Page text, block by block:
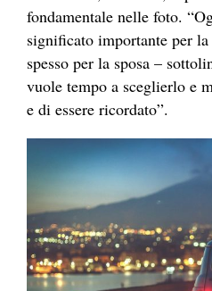
fondamentale nelle foto.
significato importante per
spesso per la sposa –
vuole tempo a sceglierlo e
e di essere ricordato”.